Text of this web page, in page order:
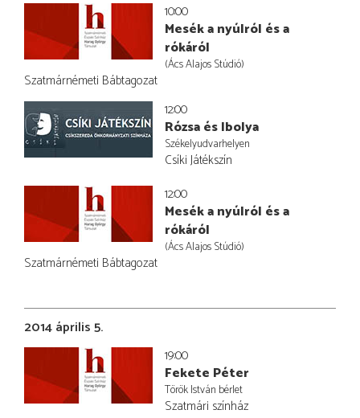
10:00
Mesék a nyúlról és a
rókáról
(Ács Alajos Stúdió)
Szatmárnémeti Bábtagozat
12:00
Rózsa és Ibolya
Székelyudvarhelyen
Csíki Játékszín
12:00
Mesék a nyúlról és a
rókáról
(Ács Alajos Stúdió)
Szatmárnémeti Bábtagozat
2014 április 5.
19:00
Fekete Péter
Török István bérlet
Szatmári színház